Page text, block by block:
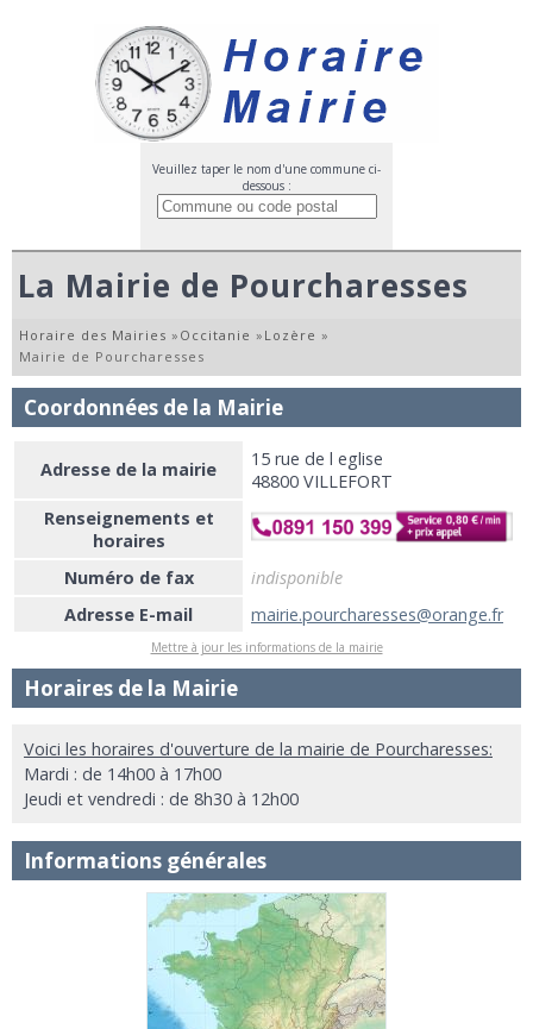
Veuillez taper le nom d'une commune ci-
dessous :
La Mairie de Pourcharesses
Horaire des Mairies » Occitanie » Lozère »
Mairie de Pourcharesses
Coordonnées de la Mairie
Adresse de la mairie
15 rue de l eglise
48800 VILLEFORT
Renseignements et
horaires
Numéro de fax
indisponible
Adresse E-mail
mairie.pourcharesses@orange.fr
Mettre à jour les informations de la mairie
Horaires de la Mairie
Voici les horaires d'ouverture de la mairie de Pourcharesses:
Mardi : de 14h00 à 17h00
Jeudi et vendredi : de 8h30 à 12h00
Informations générales